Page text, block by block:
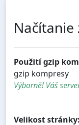
Načítanie
Použití gzip
gzip kompresy
Výborně! Váš
Velikost stránky: